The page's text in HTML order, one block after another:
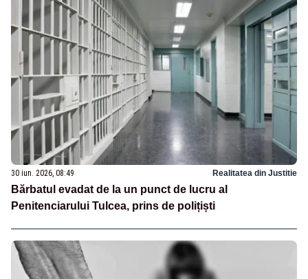
30 iun. 2026, 08:49 Realitatea din Justitie
Bărbatul evadat de la un punct de lucru al
Penitenciarului Tulcea, prins de polițiști